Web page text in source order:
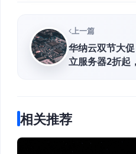
上一篇
华纳云双节大
立服务器2折起
相关推荐